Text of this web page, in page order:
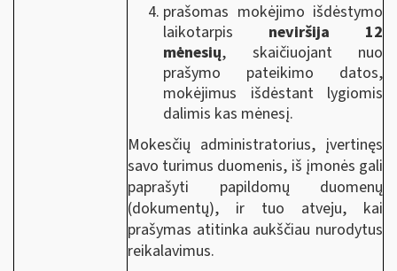
prašomas mokėjimo išdėstymo
laikotarpis neviršija 12
mėnesių, skaičiuojant nuo
prašymo pateikimo datos,
mokėjimus išdėstant lygiomis
dalimis kas mėnesį.
Mokesčių administratorius, įvertinęs
savo turimus duomenis, iš įmonės gali
paprašyti papildomų duomenų
(dokumentų), ir tuo atveju, kai
prašymas atitinka aukščiau nurodytus
reikalavimus.